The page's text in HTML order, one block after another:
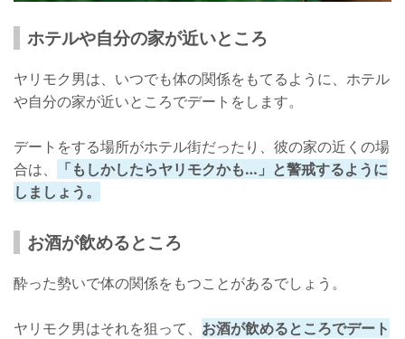
ホテルや自分の家が近いところ
ヤリモク男は、いつでも体の関係をもてるように、ホテル
や自分の家が近いところでデートをします。
デートをする場所がホテル街だったり、彼の家の近くの場
合は、
「もしかしたらヤリモクかも…」と警戒するように
しましょう。
お酒が飲めるところ
酔った勢いで体の関係をもつことがあるでしょう。
ヤリモク男はそれを狙って、 お酒が飲めるところでデート